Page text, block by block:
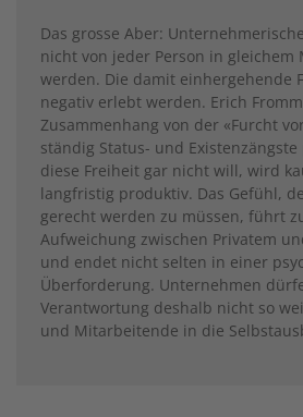
Das grosse Aber:
nicht von jeder Person in gleichem
werden. Die damit einhergehende
negativ erlebt werden. Erich
Zusammenhang von der «Furcht
ständig Status- und
diese Freiheit gar nicht will, wird
langfristig produktiv. Das Gefühl,
gerecht werden zu müssen, führt
Aufweichung zwischen Privatem
und endet nicht selten in einer
Überforderung. Unternehmen
Verantwortung deshalb nicht so
und Mitarbeitende in die